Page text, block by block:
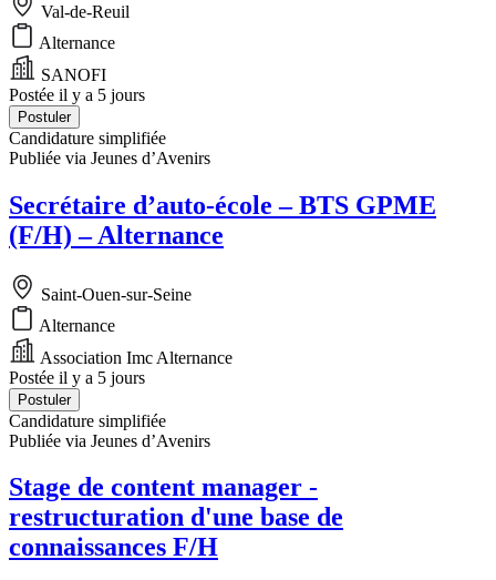
Val-de-Reuil
Alternance
SANOFI
Postée il y a 5 jours
Postuler
Candidature simplifiée
Publiée via Jeunes d’Avenirs
Secrétaire d’auto-école – BTS GPME
(F/H) – Alternance
Saint-Ouen-sur-Seine
Alternance
Association Imc Alternance
Postée il y a 5 jours
Postuler
Candidature simplifiée
Publiée via Jeunes d’Avenirs
Stage de content manager -
restructuration d'une base de
connaissances F/H